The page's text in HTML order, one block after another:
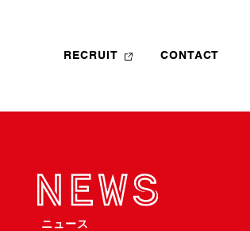
RECRUIT CONTACT
ニュース